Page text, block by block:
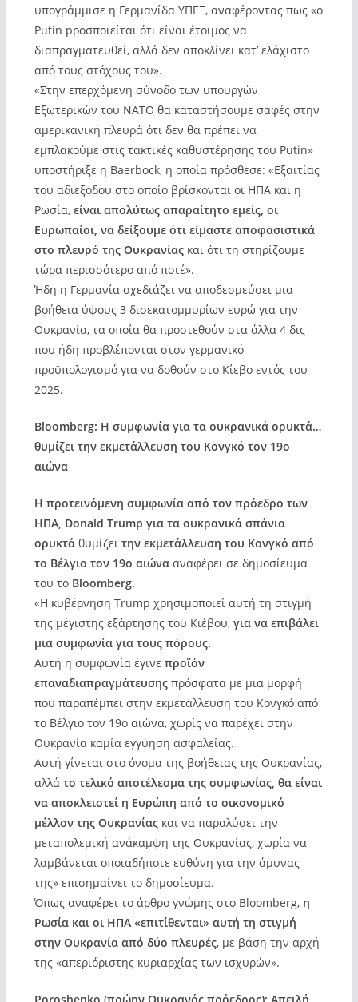
υπογράμμισε η Γερμανίδα ΥΠΕΞ, αναφέροντας πως «ο
Putin pροσποιείται ότι είναι έτοιμος να
διαπραγματευθεί, αλλά δεν αποκλίνει κατ’ ελάχιστο
από τους στόχους του».
«Στην επερχόμενη σύνοδο των υπουργών
Εξωτερικών του ΝΑΤΟ θα καταστήσουμε σαφές στην
αμερικανική πλευρά ότι δεν θα πρέπει να
εμπλακούμε στις τακτικές καθυστέρησης του Putin»
υποστήριξε η Baerbock, η οποία πρόσθεσε: «Εξαιτίας
του αδιεξόδου στο οποίο βρίσκονται οι ΗΠΑ και η
Ρωσία, είναι απολύτως απαραίτητο εμείς, οι
Ευρωπαίοι, να δείξουμε ότι είμαστε αποφασιστικά
στο πλευρό της Ουκρανίαςκαι ότι τη στηρίζουμε
τώρα περισσότερο από ποτέ».
Ήδη η Γερμανία σχεδιάζει να αποδεσμεύσει μια
βοήθεια ύψους 3 δισεκατομμυρίων ευρώ για την
Ουκρανία, τα οποία θα προστεθούν στα άλλα 4 δις
που ήδη προβλέπονται στον γερμανικό
προϋπολογισμό για να δοθούν στο Κίεβο εντός του
2025.
Bloomberg: Η συμφωνία για τα ουκρανικά ορυκτά…
θυμίζει την εκμετάλλευση του Κονγκό τον 19ο
αιώνα
Η προτεινόμενη συμφωνία από τον πρόεδρο των
ΗΠΑ, Donald Trump για τα ουκρανικά σπάνια
ορυκτάθυμίζει την εκμετάλλευση του Κονγκό από
το Βέλγιο τον 19ο αιώνααναφέρει σε δημοσίευμα
του το Bloomberg.
«Η κυβέρνηση Trump χρησιμοποιεί αυτή τη στιγμή
της μέγιστης εξάρτησης του Κιέβου, για να επιβάλει
μια συμφωνία για τους πόρους.
Αυτή η συμφωνία έγινε προϊόν
επαναδιαπραγμάτευσηςπρόσφατα με μια μορφή
που παραπέμπει στην εκμετάλλευση του Κονγκό από
το Βέλγιο τον 19ο αιώνα, χωρίς να παρέχει στην
Ουκρανία καμία εγγύηση ασφαλείας.
Αυτή γίνεται στο όνομα της βοήθειας της Ουκρανίας,
αλλά το τελικό αποτέλεσμα της συμφωνίας, θα είναι
να αποκλειστεί η Ευρώπη από το οικονομικό
μέλλον της Ουκρανίαςκαι να παραλύσει την
μεταπολεμική ανάκαμψη της Ουκρανίας, χωρία να
λαμβάνεται οποιαδήποτε ευθύνη για την άμυνας
της» επισημαίνει το δημοσίευμα.
Όπως αναφέρει το άρθρο γνώμης στο Bloomberg, η
Ρωσία και οι ΗΠΑ «επιτίθενται» αυτή τη στιγμή
στην Ουκρανία από δύο πλευρές, με βάση την αρχή
της «απεριόριστης κυριαρχίας των ισχυρών».